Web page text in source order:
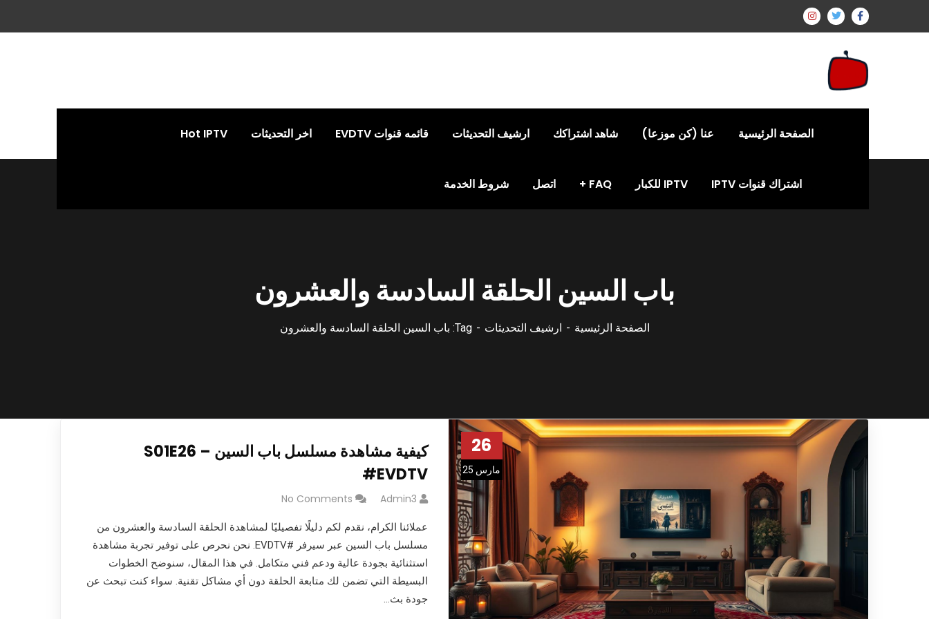
الصفحة الرئيسية عنا (كن موزعا) شاهد اشتراكك ارشيف التحديثات قائمه قنوات EVDTV اخر التحديثات Hot IPTV
اشتراك قنوات IPTV IPTV للكبار FAQ اتصل شروط الخدمة
باب السين الحلقة السادسة والعشرون
الصفحة الرئيسية ارشيف التحديثات Tag: باب السين الحلقة السادسة والعشرون
26
مارس 25
كيفية مشاهدة مسلسل باب السين S01E26 –
#EVDTV
Admin3
No Comments
عملائنا الكرام، نقدم لكم دليلًا تفصيليًا لمشاهدة الحلقة السادسة والعشرون من
مسلسل باب السين عبر سيرفر #EVDTV. نحن نحرص على توفير تجربة مشاهدة
استثنائية بجودة عالية ودعم فني متكامل. في هذا المقال، سنوضح الخطوات
البسيطة التي تضمن لك متابعة الحلقة دون أي مشاكل تقنية. سواء كنت تبحث عن
جودة بث…